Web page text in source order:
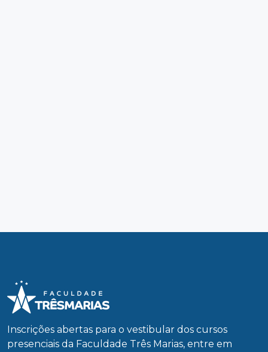
Inscrições abertas para o vestibular dos cursos
presenciais da Faculdade Três Marias, entre em